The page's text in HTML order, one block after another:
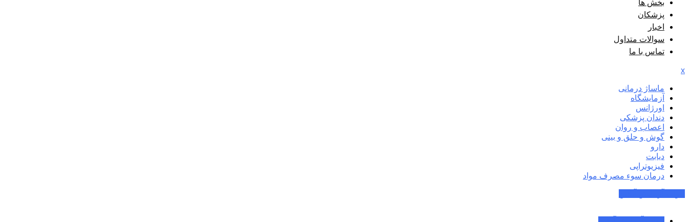
بخش ها
پزشکان
اخبار
سوالات متداول
تماس با ما
x
ماساژ درمانی
آزمایشگاه
اورژانس
دندان پزشکی
اعصاب و روان
گوش و حلق و بینی
دارو
دیابت
فیزیوتراپی
درمان سوء مصرف مواد